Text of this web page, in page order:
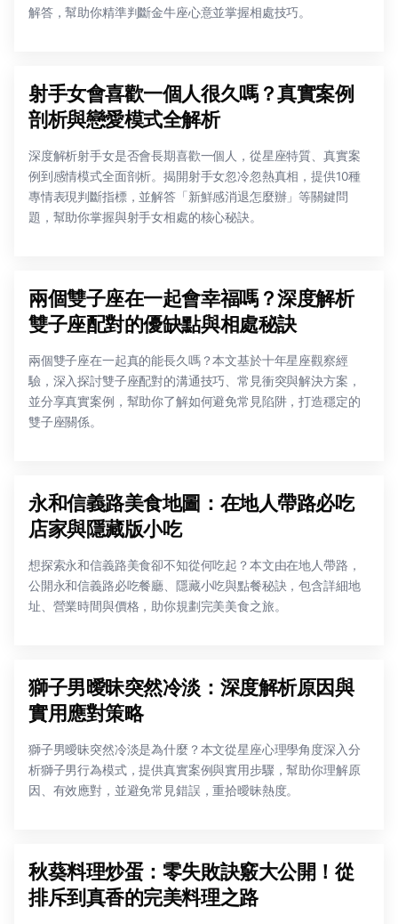
解答，幫助你精準判斷金牛座心意並掌握相處技巧。
射手女會喜歡一個人很久嗎？真實案例
剖析與戀愛模式全解析
深度解析射手女是否會長期喜歡一個人，從星座特質、真實案
例到感情模式全面剖析。揭開射手女忽冷忽熱真相，提供10種
專情表現判斷指標，並解答「新鮮感消退怎麼辦」等關鍵問
題，幫助你掌握與射手女相處的核心秘訣。
兩個雙子座在一起會幸福嗎？深度解析
雙子座配對的優缺點與相處秘訣
兩個雙子座在一起真的能長久嗎？本文基於十年星座觀察經
驗，深入探討雙子座配對的溝通技巧、常見衝突與解決方案，
並分享真實案例，幫助你了解如何避免常見陷阱，打造穩定的
雙子座關係。
永和信義路美食地圖：在地人帶路必吃
店家與隱藏版小吃
想探索永和信義路美食卻不知從何吃起？本文由在地人帶路，
公開永和信義路必吃餐廳、隱藏小吃與點餐秘訣，包含詳細地
址、營業時間與價格，助你規劃完美美食之旅。
獅子男曖昧突然冷淡：深度解析原因與
實用應對策略
獅子男曖昧突然冷淡是為什麼？本文從星座心理學角度深入分
析獅子男行為模式，提供真實案例與實用步驟，幫助你理解原
因、有效應對，並避免常見錯誤，重拾曖昧熱度。
秋葵料理炒蛋：零失敗訣竅大公開！從
排斥到真香的完美料理之路